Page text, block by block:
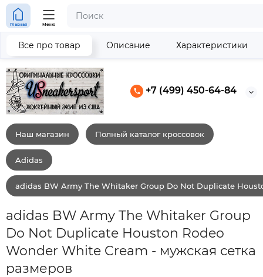
+7 (499) 450-64-84
Главная Меню
Наш магазин Полный каталог кроссовок
Adidas
adidas BW Army The Whitaker Group Do Not Duplicate
adidas BW Army The Whitaker Group
Do Not Duplicate Houston Rodeo
Wonder White Cream - мужская сетка
размеров
Все про товар Описание Характеристики